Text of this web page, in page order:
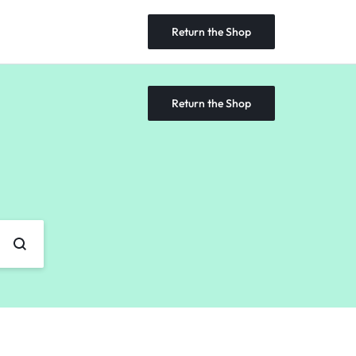
Return the Shop
Return the Shop